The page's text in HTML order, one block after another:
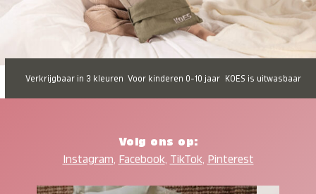
Verkrijgbaar in 3 kleuren Voor kinderen 0-10 jaar KOES is uitwasbaar
Volg ons op:
Instagram, Facebook, TikTok, Pinterest